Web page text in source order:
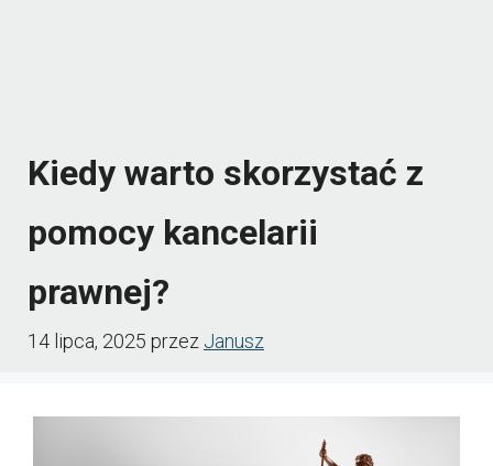
Kiedy warto skorzystać z
pomocy kancelarii
prawnej?
14 lipca, 2025 przez Janusz